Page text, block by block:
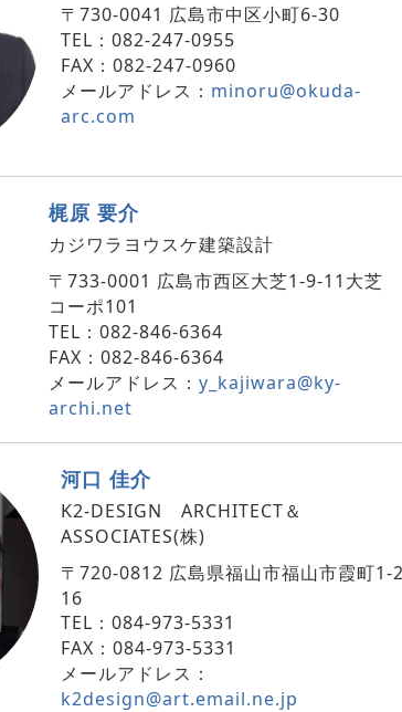
〒730-0041 広島市中区小町6-30
TEL：082-247-0955
FAX：082-247-0960
メールアドレス： minoru@okuda-
arc.com
梶原 要介
カジワラヨウスケ建築設計
〒733-0001 広島市西区大芝1-9-11大芝
コーポ101
TEL：082-846-6364
FAX：082-846-6364
メールアドレス：y_kajiwara@ky-
archi.net
河口 佳介
K2-DESIGN ARCHITECT＆
ASSOCIATES(株)
〒720-0812 広島県福山市福山市霞町1-
16
TEL：084-973-5331
FAX：084-973-5331
メールアドレス：
k2design@art.email.ne.jp